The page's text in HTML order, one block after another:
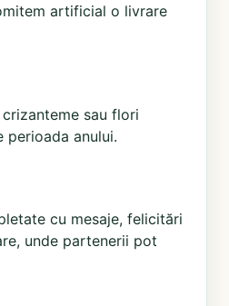
artificial o livrare
sau flori
anului.
cu mesaje, felicitări
unde partenerii pot